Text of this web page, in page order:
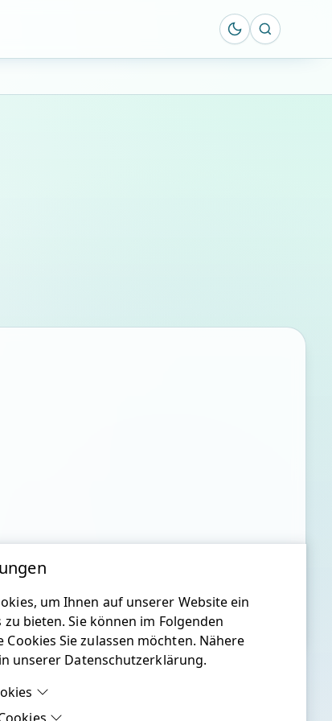
Suche
um Ihnen auf unserer Website ein
bieten. Sie können im Folgenden
Cookies Sie zulassen möchten. Nähere
unserer Datenschutzerklärung.